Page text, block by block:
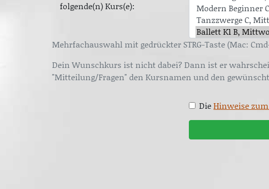
folgende(n) Kurs(e):
Mehrfachauswahl mit gedrückter STRG-Taste (Mac:
Dein Wunschkurs ist nicht dabei? Dann ist er
"Mitteilung/Fragen" den Kursnamen und den
DieHinweise